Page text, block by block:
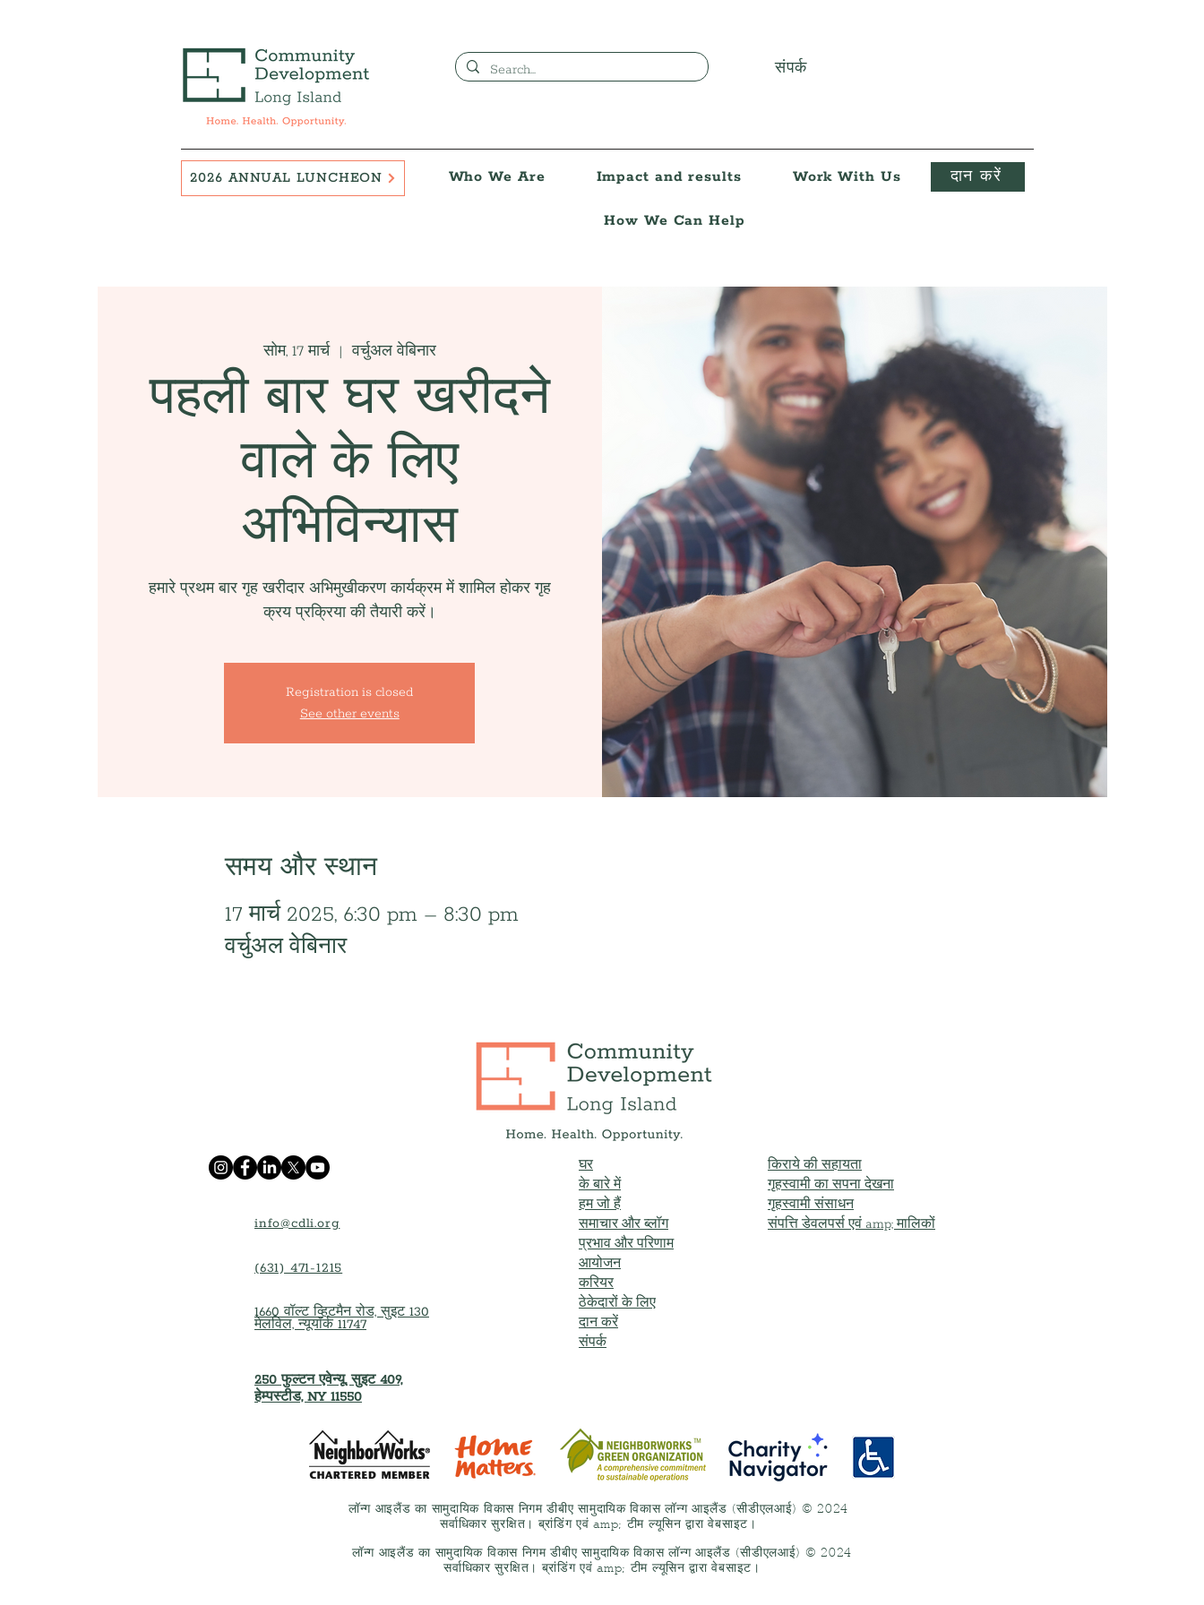
संपर्क
2026 ANNUAL LUNCHEON Who We Are Impact and results Work With Us
How We Can Help
दान करें
सोम, 17 मार्च
  |
वर्चुअल वेबिनार
पहली बार घर खरीदने
वाले के लिए
अभिविन्यास
हमारे प्रथम बार गृह खरीदार अभिमुखीकरण कार्यक्रम में शामिल होकर गृह
क्रय प्रक्रिया की तैयारी करें।
Registration is closed
See other events
समय और स्थान
17 मार्च 2025, 6:30 pm – 8:30 pm
वर्चुअल वेबिनार
info@cdli.org
(631) 471-1215
1660 वॉल्ट व्हिटमैन रोड, सुइट 130
मेलविल, न्यूयॉर्क 11747
250 फुल्टन एवेन्यू, सुइट 409,
हेम्पस्टीड, NY 11550
घर
के बारे में
हम जो हैं
समाचार और ब्लॉग
प्रभाव और परिणाम
आयोजन
करियर
ठेकेदारों के लिए
दान करें
संपर्क
किराये की सहायता
गृहस्वामी का सपना देखना
गृहस्वामी संसाधन
संपत्ति डेवलपर्स एवं amp; मालिकों
लॉन्ग आइलैंड का सामुदायिक विकास निगम डीबीए सामुदायिक विकास लॉन्ग आइलैंड (सीडीएलआई) © 2024
सर्वाधिकार सुरक्षित। ब्रांडिंग एवं amp; टीम ल्यूसिन द्वारा वेबसाइट।
लॉन्ग आइलैंड का सामुदायिक विकास निगम डीबीए सामुदायिक विकास लॉन्ग आइलैंड (सीडीएलआई) © 2024
सर्वाधिकार सुरक्षित। ब्रांडिंग एवं amp; टीम ल्यूसिन द्वारा वेबसाइट।